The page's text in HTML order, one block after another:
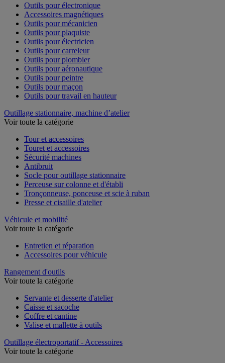
Outils pour électronique
Accessoires magnétiques
Outils pour mécanicien
Outils pour plaquiste
Outils pour électricien
Outils pour carreleur
Outils pour plombier
Outils pour aéronautique
Outils pour peintre
Outils pour maçon
Outils pour travail en hauteur
Outillage stationnaire, machine d’atelier
Voir toute la catégorie
Tour et accessoires
Touret et accessoires
Sécurité machines
Antibruit
Socle pour outillage stationnaire
Perceuse sur colonne et d'établi
Tronçonneuse, ponceuse et scie à ruban
Presse et cisaille d'atelier
Véhicule et mobilité
Voir toute la catégorie
Entretien et réparation
Accessoires pour véhicule
Rangement d'outils
Voir toute la catégorie
Servante et desserte d'atelier
Caisse et sacoche
Coffre et cantine
Valise et mallette à outils
Outillage électroportatif - Accessoires
Voir toute la catégorie